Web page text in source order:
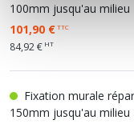
100mm jusqu'au milieu
101,90 €TTC
84,92 € HT
Fixation murale
150mm jusqu'au milieu